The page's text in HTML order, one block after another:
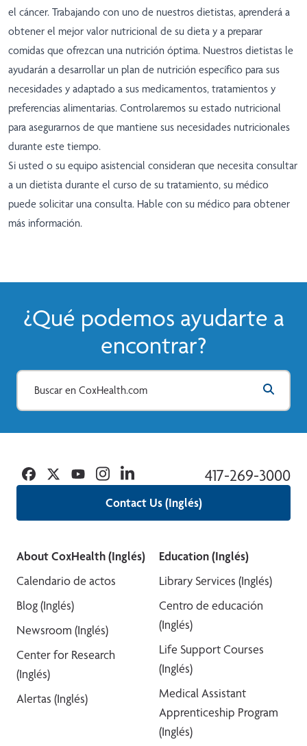
el cáncer. Trabajando con uno de nuestros dietistas, aprenderá a
obtener el mejor valor nutricional de su dieta y a preparar
comidas que ofrezcan una nutrición óptima. Nuestros dietistas le
ayudarán a desarrollar un plan de nutrición específico para sus
necesidades y adaptado a sus medicamentos, tratamientos y
preferencias alimentarias. Controlaremos su estado nutricional
para asegurarnos de que mantiene sus necesidades nutricionales
durante este tiempo.
Si usted o su equipo asistencial consideran que necesita consultar
a un dietista durante el curso de su tratamiento, su médico
puede solicitar una consulta. Hable con su médico para obtener
más información.
¿Qué podemos ayudarte a
encontrar?
Contact Us (Inglés)
417-269-3000
Facebook
TwitterYouTubeInstagramLinkedin
About CoxHealth (Inglés)
Calendario de actos
Blog (Inglés)
Newsroom (Inglés)
Center for Research
(Inglés)
Alertas (Inglés)
Education (Inglés)
Library Services (Inglés)
Centro de educación
(Inglés)
Life Support Courses
(Inglés)
Medical Assistant
Apprenticeship Program
(Inglés)